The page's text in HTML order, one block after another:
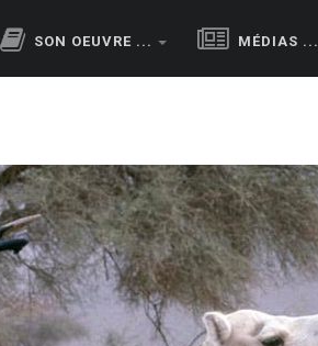
SON OEUVRE ... MÉDIAS ...